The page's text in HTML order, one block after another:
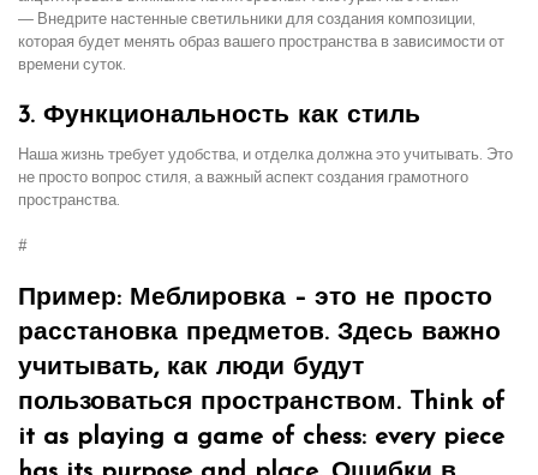
— Внедрите настенные светильники для создания композиции,
которая будет менять образ вашего пространства в зависимости от
времени суток.
3. Функциональность как стиль
Наша жизнь требует удобства, и отделка должна это учитывать. Это
не просто вопрос стиля, а важный аспект создания грамотного
пространства.
#
Пример: Меблировка – это не просто
расстановка предметов. Здесь важно
учитывать, как люди будут
пользоваться пространством. Think of
it as playing a game of chess: every piece